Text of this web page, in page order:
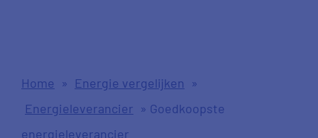
Home » Energie vergelijken »
Energieleverancier » Goedkoopste
energieleverancier